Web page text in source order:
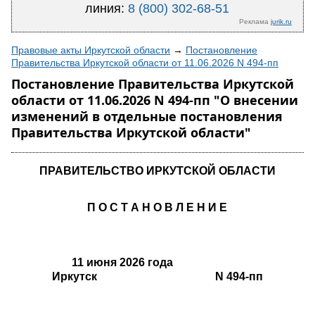
линия:8 (800) 302-68-51
Реклама jurik.ru
Правовые акты Иркутской области → Постановление
Правительства Иркутской области от 11.06.2026 N 494-пп
Постановление Правительства Иркутской
области от 11.06.2026 N 494-пп "О внесении
изменений в отдельные постановления
Правительства Иркутской области"
ПРАВИТЕЛЬСТВО ИРКУТСКОЙ ОБЛАСТИ
П О С Т А Н О В Л Е Н И Е
11 июня 2026 года
Иркутск N 494-пп